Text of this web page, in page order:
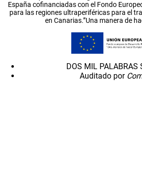
España cofinanciadas con el Fondo
para las regiones ultraperiféricas para el
en Canarias.”Una manera de
DOS MIL PALABRAS
Auditado por